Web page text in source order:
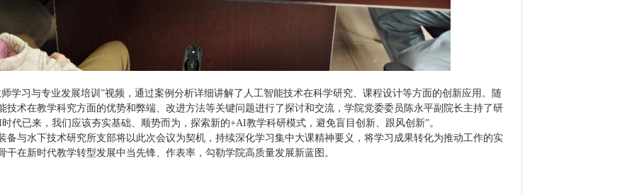
学习与专业发展培训”视频，通过案例分析详细讲解了人工智能技术在科学研究、课程设计等方面的创新应用。随
技术在教学科究方面的优势和弊端、改进方法等关键问题进行了探讨和交流，学院党委委员陈永平副院长主持了研
代已来，我们应该夯实基础、顺势而为，探索新的+AI教学科研模式，避免盲目创新、跟风创新”。
备与水下技术研究所支部将以此次会议为契机，持续深化学习集中大课精神要义，将学习成果转化为推动工作的实
干在新时代教学转型发展中当先锋、作表率，勾勒学院高质量发展新蓝图。